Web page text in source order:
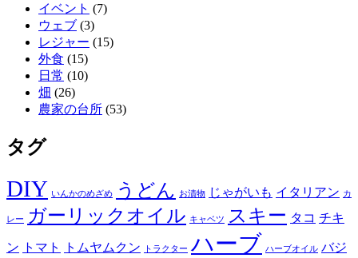
イベント (7)
ウェブ (3)
レジャー (15)
外食 (15)
日常 (10)
畑 (26)
農家の台所 (53)
タグ
DIY いんかのめざめ うどん お漬物 じゃがいも イタリアン カ
レー ガーリックオイル キャベツ スキー タコ チキ
ン トマト トムヤムクン トラクター ハーブ ハーブオイル バジ